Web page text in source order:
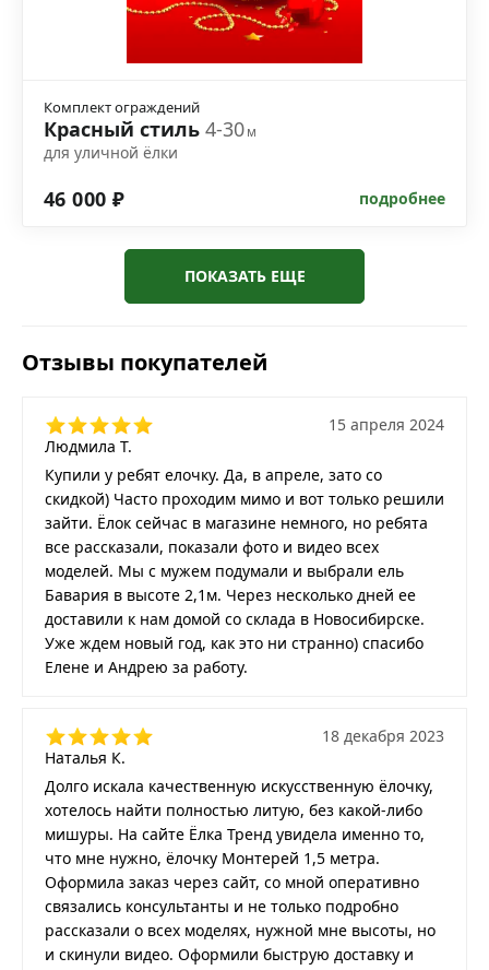
Комплект ограждений
Красный стиль 4-30м
для уличной ёлки
46 000 ₽ подробнее
ПОКАЗАТЬ ЕЩЕ
Отзывы покупателей
Людмила Т.
15 апреля 2024
Купили у ребят елочку. Да, в апреле, зато со
скидкой) Часто проходим мимо и вот только решили
зайти. Ёлок сейчас в магазине немного, но ребята
все рассказали, показали фото и видео всех
моделей. Мы с мужем подумали и выбрали ель
Бавария в высоте 2,1м. Через несколько дней ее
доставили к нам домой со склада в Новосибирске.
Уже ждем новый год, как это ни странно) спасибо
Елене и Андрею за работу.
Наталья К.
18 декабря 2023
Долго искала качественную искусственную ёлочку,
хотелось найти полностью литую, без какой-либо
мишуры. На сайте Ёлка Тренд увидела именно то,
что мне нужно, ёлочку Монтерей 1,5 метра.
Оформила заказ через сайт, со мной оперативно
связались консультанты и не только подробно
рассказали о всех моделях, нужной мне высоты, но
и скинули видео. Оформили быструю доставку и